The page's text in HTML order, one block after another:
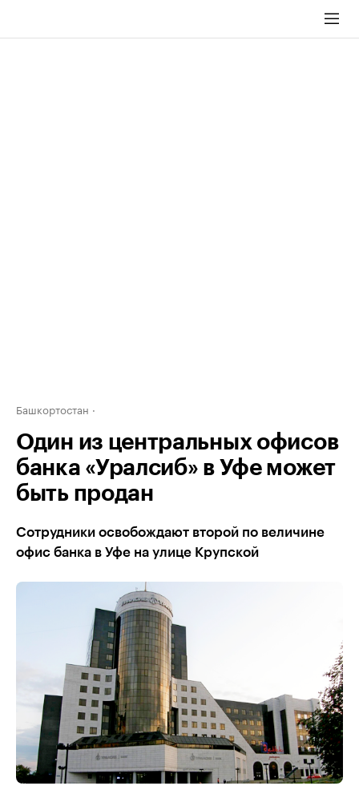
Башкортостан
Один из центральных офисов
банка «Уралсиб» в Уфе может
быть продан
Сотрудники освобождают второй по величине
офис банка в Уфе на улице Крупской